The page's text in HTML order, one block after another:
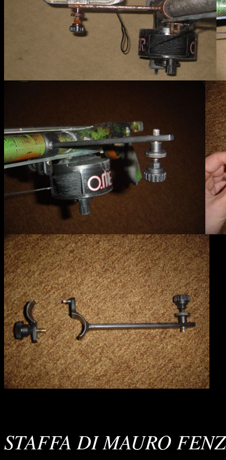
STAFFA DI MAURO